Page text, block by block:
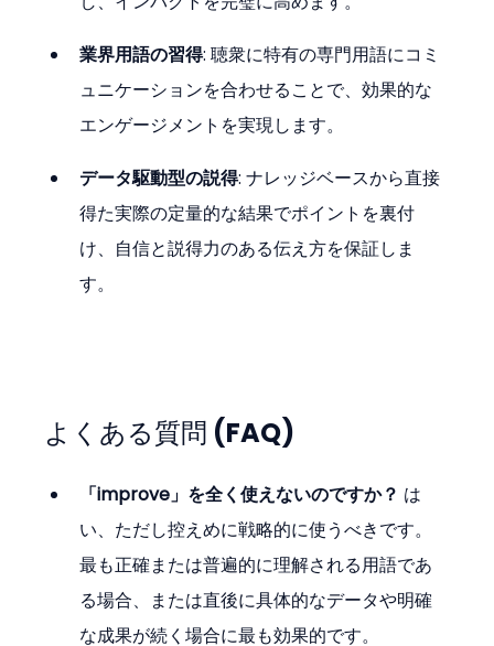
業界用語の習得: 聴衆に特有の専門用語にコミ
ュニケーションを合わせることで、効果的な
エンゲージメントを実現します。
データ駆動型の説得: ナレッジベースから直接
得た実際の定量的な結果でポイントを裏付
け、自信と説得力のある伝え方を保証しま
す。
よくある質問 (FAQ)
「improve」を全く使えないのですか？ は
い、ただし控えめに戦略的に使うべきです。
最も正確または普遍的に理解される用語であ
る場合、または直後に具体的なデータや明確
な成果が続く場合に最も効果的です。